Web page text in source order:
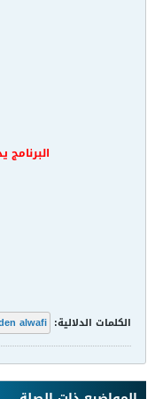
الكلمات الدلالية: alwafi